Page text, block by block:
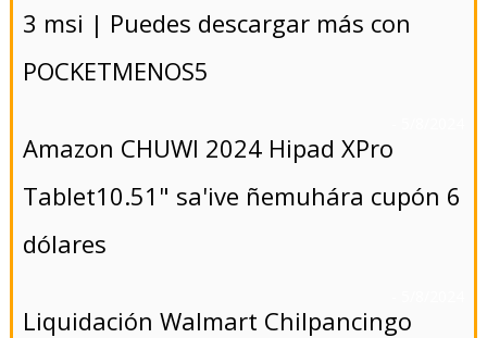
3 msi | Puedes descargar más con
POCKETMENOS5
Amazon CHUWI 2024 Hipad XPro
Tablet10.51" sa'ive ñemuhára cupón 6
dólares
Liquidación Walmart Chilpancingo